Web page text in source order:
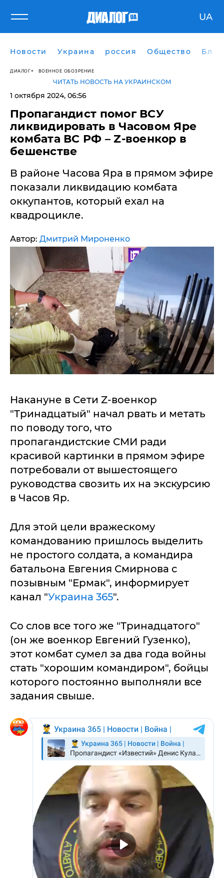
UA
Новости Украина россия Общество
ДИАЛОГ ВОЕННОЕ ОБОЗРЕНИЕ
ЧИТАТЬ НОВОСТЬ НА УКРАИНСКОМ
1 октября 2024, 06:56
​Пропагандист помог ВСУ
ликвидировать в Часовом Яре
комбата ВС РФ – Z-военкор в
бешенстве
В районе Часова Яра в прямом эфире
показали ликвидацию комбата
оккупантов, который ехал на
квадроцикле.
Автор: Дмитрий Мироненко
Накануне в Сети Z-военкор
"Тринадцатый" начал рвать и метать
по поводу того, что
пропагандистские СМИ ради
красивой картинки в прямом эфире
потребовали от вышестоящего
руководства свозить их на экскурсию
в Часов Яр.
Для этой цели вражескому
командованию пришлось выделить
не простого солдата, а командира
батальона Евгения Смирнова с
позывным "Ермак", информирует
канал "Украина 365".
Со слов все того же "Тринадцатого"
(он же военкор Евгений Гузенко),
этот комбат сумел за два года войны
стать "хорошим командиром", бойцы
которого постоянно выполняли все
задания свыше.